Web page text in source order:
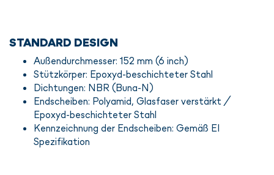
STANDARD DESIGN
Außendurchmesser: 152 mm (6 inch)
Stützkörper: Epoxyd-beschichteter Stahl
Dichtungen: NBR (Buna-N)
Endscheiben: Polyamid, Glasfaser verstärkt /
Epoxyd-beschichteter Stahl
Kennzeichnung der Endscheiben: Gemäß EI
Spezifikation